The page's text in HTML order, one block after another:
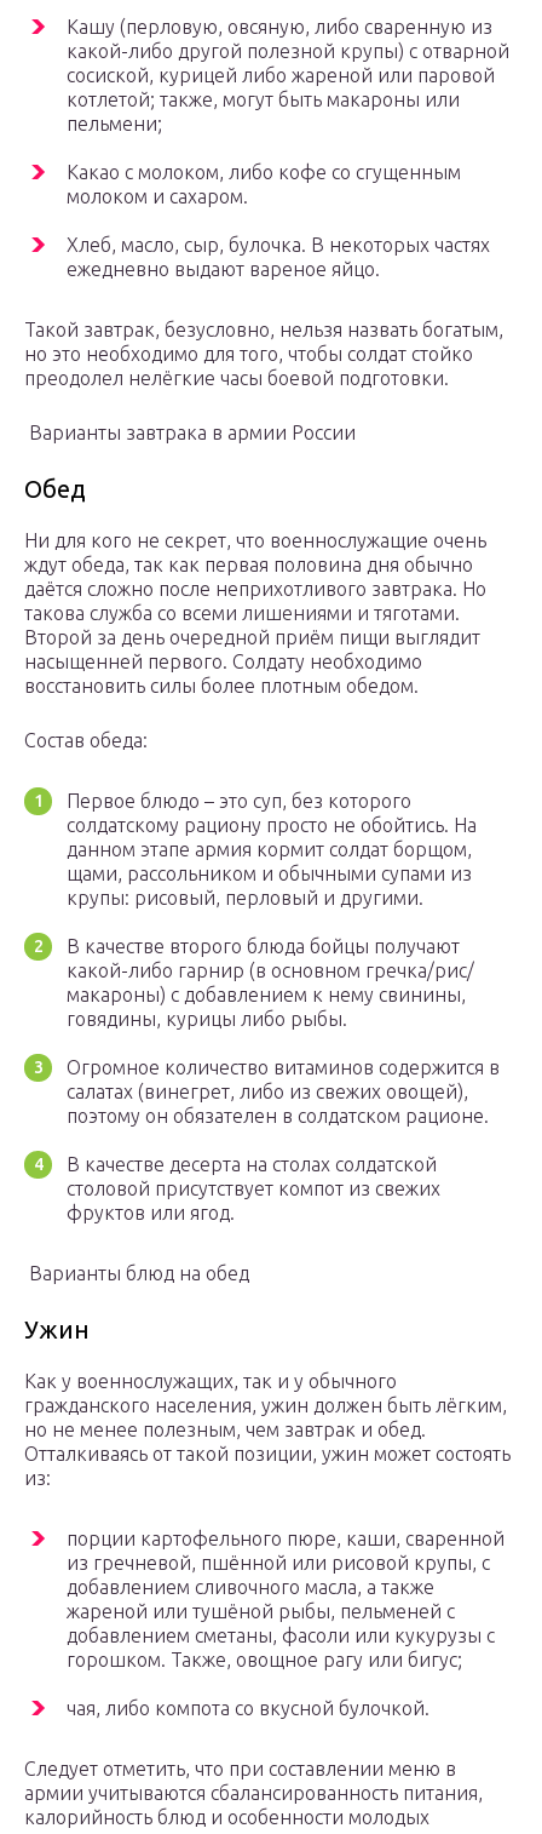
Кашу (перловую, овсяную, либо сваренную из
какой-либо другой полезной крупы) с отварной
сосиской, курицей либо жареной или паровой
котлетой; также, могут быть макароны или
пельмени;
Какао с молоком, либо кофе со сгущенным
молоком и сахаром.
Хлеб, масло, сыр, булочка. В некоторых частях
ежедневно выдают вареное яйцо.
Такой завтрак, безусловно, нельзя назвать богатым,
но это необходимо для того, чтобы солдат стойко
преодолел нелёгкие часы боевой подготовки.
Варианты завтрака в армии России
Обед
Ни для кого не секрет, что военнослужащие очень
ждут обеда, так как первая половина дня обычно
даётся сложно после неприхотливого завтрака. Но
такова служба со всеми лишениями и тяготами.
Второй за день очередной приём пищи выглядит
насыщенней первого. Солдату необходимо
восстановить силы более плотным обедом.
Состав обеда:
Первое блюдо – это суп, без которого
солдатскому рациону просто не обойтись. На
данном этапе армия кормит солдат борщом,
щами, рассольником и обычными супами из
крупы: рисовый, перловый и другими.
В качестве второго блюда бойцы получают
какой-либо гарнир (в основном гречка/рис/
макароны) с добавлением к нему свинины,
говядины, курицы либо рыбы.
Огромное количество витаминов содержится в
салатах (винегрет, либо из свежих овощей),
поэтому он обязателен в солдатском рационе.
В качестве десерта на столах солдатской
столовой присутствует компот из свежих
фруктов или ягод.
Варианты блюд на обед
Ужин
Как у военнослужащих, так и у обычного
гражданского населения, ужин должен быть лёгким,
но не менее полезным, чем завтрак и обед.
Отталкиваясь от такой позиции, ужин может состоять
из:
порции картофельного пюре, каши, сваренной
из гречневой, пшённой или рисовой крупы, с
добавлением сливочного масла, а также
жареной или тушёной рыбы, пельменей с
добавлением сметаны, фасоли или кукурузы с
горошком. Также, овощное рагу или бигус;
чая, либо компота со вкусной булочкой.
Следует отметить, что при составлении меню в
армии учитываются сбалансированность питания,
калорийность блюд и особенности молодых